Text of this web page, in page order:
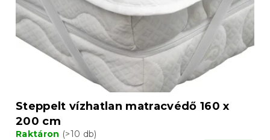
Steppelt vízhatlan matracvédő 160 x
200 cm
Raktáron (>10 db)